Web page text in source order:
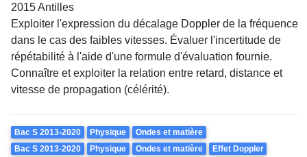
2015 Antilles
Exploiter l'expression du décalage Doppler de la fréquence
dans le cas des faibles vitesses. Évaluer l'incertitude de
répétabilité à l'aide d'une formule d'évaluation fournie.
Connaître et exploiter la relation entre retard, distance et
vitesse de propagation (célérité).
Theme
Bac S 2013-2020 Physique
Ondes et matière
Bac S 2013-2020
Physique Ondes et matière Effet Doppler